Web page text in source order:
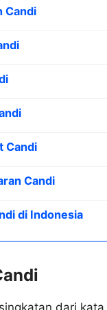
Candi
Candi
Candi
di Indonesia
dari kata